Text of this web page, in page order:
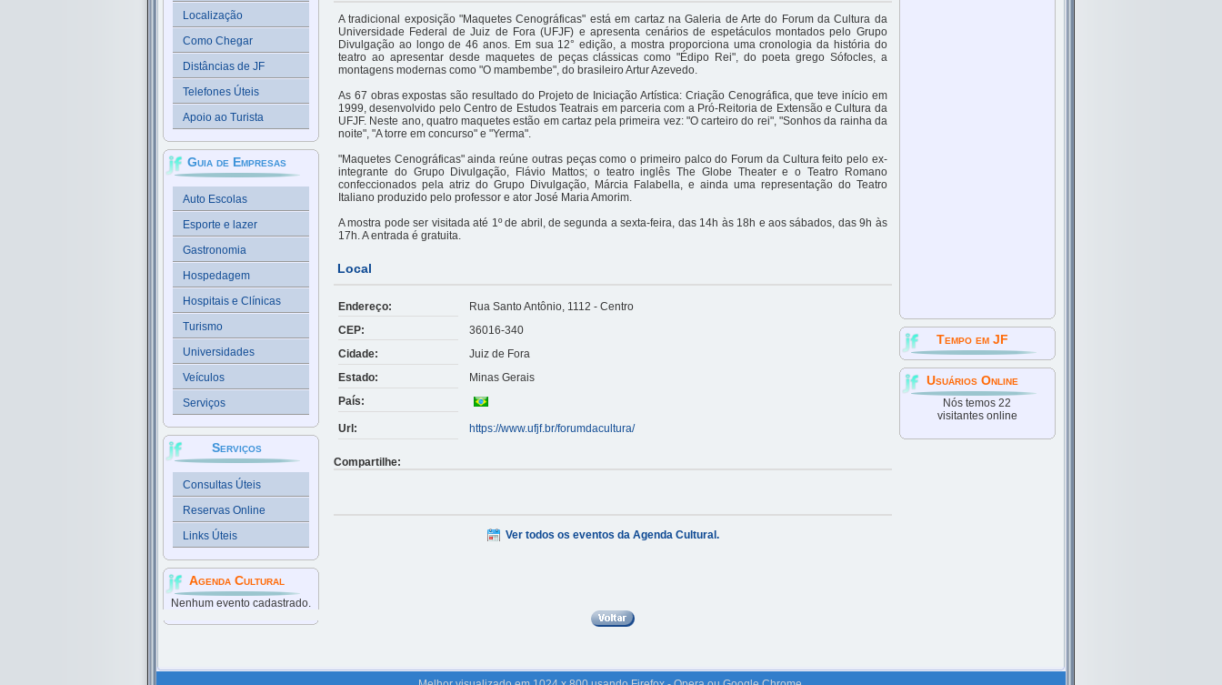
Localização
Como Chegar
Distâncias de JF
Telefones Úteis
Apoio ao Turista
Guia de Empresas
Auto Escolas
Esporte e lazer
Gastronomia
Hospedagem
Hospitais e Clínicas
Turismo
Universidades
Veículos
Serviços
Serviços
Consultas Úteis
Reservas Online
Links Úteis
Agenda Cultural
Nenhum evento cadastrado.
A tradicional exposição "Maquetes Cenográficas" está em cartaz na Galeria de Arte do Forum da Cultura da
Universidade Federal de Juiz de Fora (UFJF) e apresenta cenários de espetáculos montados pelo Grupo
Divulgação ao longo de 46 anos. Em sua 12° edição, a mostra proporciona uma cronologia da história do
teatro ao apresentar desde maquetes de peças clássicas como "Édipo Rei", do poeta grego Sófocles, a
montagens modernas como "O mambembe", do brasileiro Artur Azevedo.
As 67 obras expostas são resultado do Projeto de Iniciação Artística: Criação Cenográfica, que teve início em
1999, desenvolvido pelo Centro de Estudos Teatrais em parceria com a Pró-Reitoria de Extensão e Cultura da
UFJF. Neste ano, quatro maquetes estão em cartaz pela primeira vez: "O carteiro do rei", "Sonhos da rainha da
noite", "A torre em concurso" e "Yerma".
"Maquetes Cenográficas" ainda reúne outras peças como o primeiro palco do Forum da Cultura feito pelo ex-
integrante do Grupo Divulgação, Flávio Mattos; o teatro inglês The Globe Theater e o Teatro Romano
confeccionados pela atriz do Grupo Divulgação, Márcia Falabella, e ainda uma representação do Teatro
Italiano produzido pelo professor e ator José Maria Amorim.
A mostra pode ser visitada até 1º de abril, de segunda a sexta-feira, das 14h às 18h e aos sábados, das 9h às
17h. A entrada é gratuita.
Local
Endereço:
Rua Santo Antônio, 1112 - Centro
CEP:
36016-340
Cidade:
Juiz de Fora
Estado:
Minas Gerais
País:
Url: https://www.ufjf.br/forumdacultura/
Compartilhe:
Ver todos os eventos da Agenda Cultural.
Tempo em JF
Usuários Online
Nós temos 22
visitantes online